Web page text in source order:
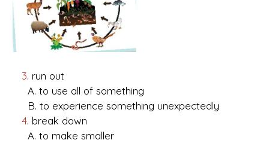
3. run out
A. to use all of something
B. to experience something unexpectedly
4. break down
A. to make smaller